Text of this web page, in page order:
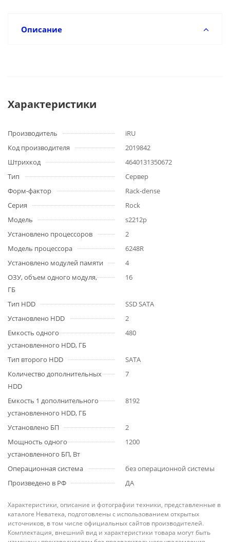
Описание
Характеристики
Производитель
iRU
Код производителя
2019842
Штрихкод
4640131350672
Тип
Сервер
Форм-фактор
Rack-dense
Серия
Rock
Модель
s2212p
Установлено процессоров
2
Модель процессора
6248R
Установлено модулей памяти
4
ОЗУ, объем одного модуля,
ГБ
16
Тип HDD
SSD SATA
Установлено HDD
2
Емкость одного
установленного HDD, ГБ
480
Тип второго HDD
SATA
Количество дополнительных
HDD
7
Емкость 1 дополнительного
установленного HDD, ГБ
8192
Установлено БП
2
Мощность одного
установленного БП, Вт
1200
Операционная система
без операционной системы
Произведено в РФ
ДА
Характеристики, описание и фотографии техники, представленные в
каталоге Неватека, подготовлены с использованием открытых
источников, в том числе официальных сайтов производителей.
Комплектация, внешний вид и характеристики товара могут быть